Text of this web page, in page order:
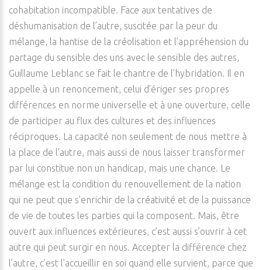
cohabitation incompatible. Face aux tentatives de
déshumanisation de l’autre, suscitée par la peur du
mélange, la hantise de la créolisation et l’appréhension du
partage du sensible des uns avec le sensible des autres,
Guillaume Leblanc se fait le chantre de l’hybridation. Il en
appelle à un renoncement, celui d’ériger ses propres
différences en norme universelle et à une ouverture, celle
de participer au flux des cultures et des influences
réciproques. La capacité non seulement de nous mettre à
la place de l’autre, mais aussi de nous laisser transformer
par lui constitue non un handicap, mais une chance. Le
mélange est la condition du renouvellement de la nation
qui ne peut que s’enrichir de la créativité et de la puissance
de vie de toutes les parties qui la composent. Mais, être
ouvert aux influences extérieures, c’est aussi s’ouvrir à cet
autre qui peut surgir en nous. Accepter la différence chez
l’autre, c’est l’accueillir en soi quand elle survient, parce que